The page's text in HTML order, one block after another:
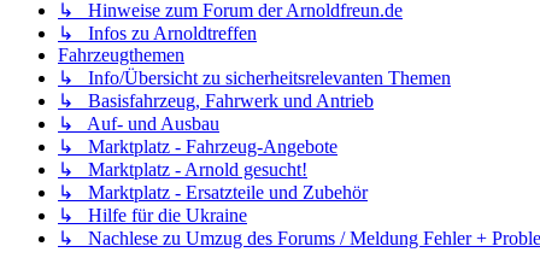
↳ Hinweise zum Forum der Arnoldfreun.de
↳ Infos zu Arnoldtreffen
Fahrzeugthemen
↳ Info/Übersicht zu sicherheitsrelevanten Themen
↳ Basisfahrzeug, Fahrwerk und Antrieb
↳ Auf- und Ausbau
↳ Marktplatz - Fahrzeug-Angebote
↳ Marktplatz - Arnold gesucht!
↳ Marktplatz - Ersatzteile und Zubehör
↳ Hilfe für die Ukraine
↳ Nachlese zu Umzug des Forums / Meldung Fehler +